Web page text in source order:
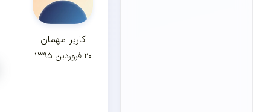
کاربر مهمان
۲۰ فروردین ۱۳۹۵